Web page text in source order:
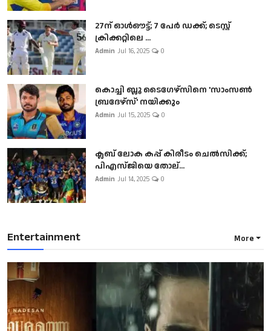
27ന് ഓൾഔട്ട്; 7 പേർ ഡക്ക്; ടെസ്റ്റ്
ക്രിക്കറ്റിലെ ...
Admin Jul 16, 2025 0
കൊച്ചി ബ്ലൂ ടൈഗേഴ്സിനെ 'സാംസൺ
ബ്രദേഴ്സ്' നയിക്കും
Admin Jul 15, 2025 0
ക്ലബ് ലോക കപ്പ് കിരീടം ചെല്‍സിക്ക്;
പിഎസ്ജിയെ തോല്...
Admin Jul 14, 2025 0
Entertainment More